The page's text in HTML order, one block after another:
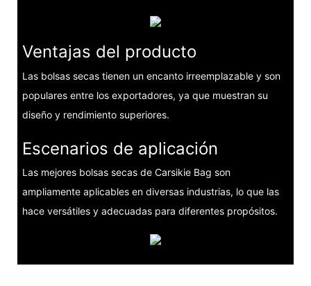
Ventajas del producto
Las bolsas secas tienen un encanto irreemplazable y son
populares entre los exportadores, ya que muestran su
diseño y rendimiento superiores.
Escenarios de aplicación
Las mejores bolsas secas de Carsikie Bag son
ampliamente aplicables en diversas industrias, lo que las
hace versátiles y adecuadas para diferentes propósitos.